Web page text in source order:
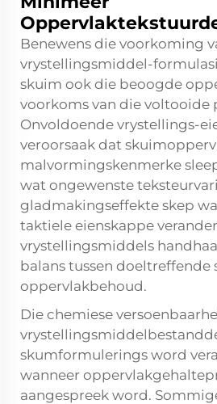
Benewens die voorkoming
vrystellingsmiddel-
skuim ook die beoogde
voorkoms van die voltooide
Onvoldoende vrystellings-
veroorsaak dat
malvormingskenmerke
wat ongewenste
gladmakingseffekte skep
taktiele eienskappe
vrystellingsmiddels
balans tussen doeltreffende
oppervlakbehoud.
Die chemiese
skumformulerings word
wanneer
aangespreek word.